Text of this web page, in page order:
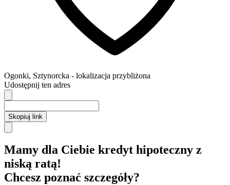
Ogonki, Sztynorcka - lokalizacja przybliżona
Udostępnij ten adres
Skopiuj link
Mamy dla Ciebie kredyt hipoteczny z
niską ratą!
Chcesz poznać szczegóły?